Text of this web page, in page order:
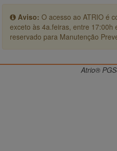
Aviso: O acesso ao ATRIO é
exceto às 4a.feiras, entre 17:00h
reservado para Manutenção
Atrio®